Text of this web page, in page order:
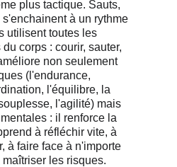
plus tactique. Sauts,
à un rythme
utilisent toutes les
corps : courir, sauter,
non seulement
(l'endurance,
l'équilibre, la
l'agilité) mais
: il renforce la
à réfléchir vite, à
à faire face à n'importe
les risques.